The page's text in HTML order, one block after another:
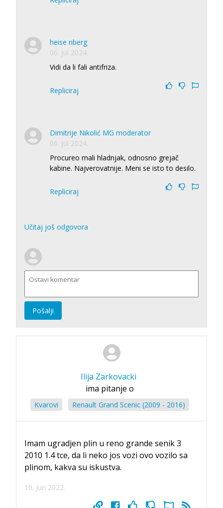
heise nberg
06. Jul 2024.
Vidi da li fali antifriza.
Repliciraj
Dimitrije Nikolić MG moderator
06. Jul 2024.
Procureo mali hladnjak, odnosno grejač
kabine. Najverovatnije. Meni se isto to desilo.
Repliciraj
Učitaj još odgovora
Pošalji
Ilija Zarkovacki
ima pitanje o
Kvarovi Renault Grand Scenic (2009 - 2016)
Imam ugradjen plin u reno grande senik 3
2010 1.4 tce, da li neko jos vozi ovo vozilo sa
plinom, kakva su iskustva.
10. Jun 2022.